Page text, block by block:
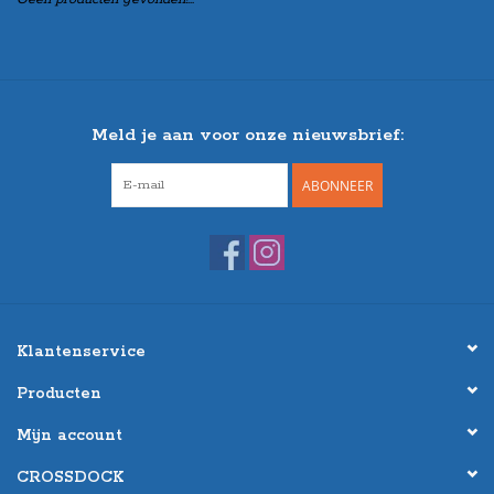
Meld je aan voor onze nieuwsbrief:
ABONNEER
Klantenservice
Producten
Mijn account
CROSSDOCK